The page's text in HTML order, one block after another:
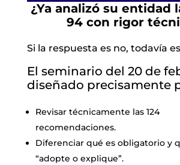
¿Ya analizó su entidad
94 con rigor
Si la respuesta es no, todavía
El seminario del 20 de
diseñado precisamente
Revisar técnicamente las 124
recomendaciones.
Diferenciar qué es obligatorio y
“adopte o explique”.